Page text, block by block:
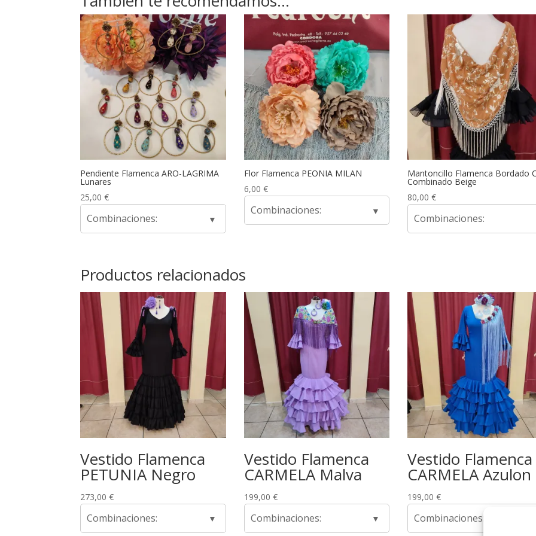
Pendiente Flamenca ARO-LAGRIMA
Lunares
25,00€
Combinaciones:
Flor Flamenca PEONIA MILAN
6,00 €
Combinaciones:
Mantoncillo Flamenca Bordado
Combinado Beige
80,00€
Combinaciones:
Productos relacionados
Vestido Flamenca
PETUNIA Negro
273,00€
Combinaciones:
Vestido Flamenca
CARMELA Malva
199,00 €
Combinaciones:
Vestido Flamenca
CARMELA Azulon
199,00€
Combinaciones: